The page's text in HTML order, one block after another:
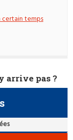
certain temps
arrive pas ?